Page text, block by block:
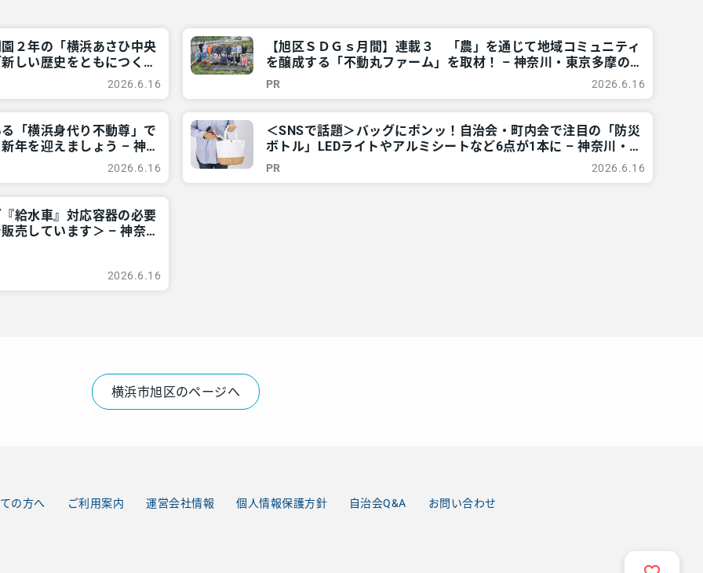
２年の「横浜あさひ中央
しい歴史をともにつくり
所情報 – レアリア2026.6.16
【旭区ＳＤＧｓ月間】連載３ 「農」を通じて地域コミュニティ
を醸成する「不動丸ファーム」を取材！ – 神奈川・東京多摩の
ご近所情報 – レアリア
PR 2026.6.16
「横浜身代り不動尊」で
年を迎えましょう – 神
2026.6.16
＜SNSで話題＞バッグにポンッ！自治会・町内会で注目の「防災
ボトル」LEDライトやアルミシートなど6点が1本に – 神奈川・
東京多摩のご近所情報 – レアリア
PR 2026.6.16
給水車』対応容器の必要
売しています＞ – 神奈
2026.6.16
横浜市旭区のページへ
の方へ ご利用案内 運営会社情報 個人情報保護方針 自治会Q&A お問い合わせ